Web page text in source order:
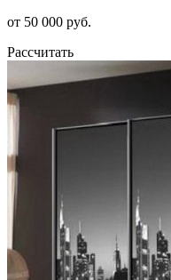
от 50 000 руб.
Рассчитать